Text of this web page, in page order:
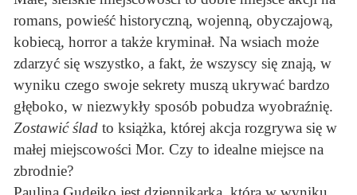
romans, powieść historyczną, wojenną, obyczajową,
kobiecą, horror a także kryminał. Na wsiach może
zdarzyć się wszystko, a fakt, że wszyscy się znają, w
wyniku czego swoje sekrety muszą ukrywać bardzo
głęboko, w niezwykły sposób pobudza wyobraźnię.
Zostawić śladto książka, której akcja rozgrywa się w
małej miejscowości Mor. Czy to idealne miejsce na
zbrodnie?